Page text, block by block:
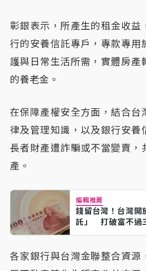
彰銀表示，所產生的租金收益
行的安養信託專戶，專款專用
護與日常生活所需，實體房產
的養老金。
在保障產權安全方面，結合台
律及管理知識，以及銀行安養
長者財產遭詐騙或不當變賣，
產。
編輯推薦
錢留台灣！台灣開
託」 打破富不過
各家銀行與台灣金聯整合資源